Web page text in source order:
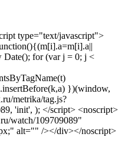
type="text/javascript">
Date(); for (var j = 0; j <
})(window,
metrika/tag.js?
'init', ); </script> <noscript>
watch/109709089"
alt="" /></div></noscript>